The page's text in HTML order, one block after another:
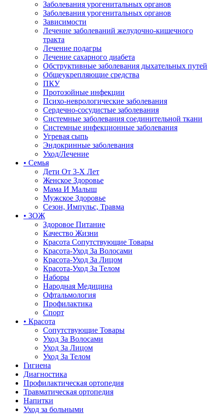
Заболевания урогенитальных органов
Заболевания урогенитальных органов
Зависимости
Лечение заболеваний желудочно-кишечного
тракта
Лечение подагры
Лечение сахарного диабета
Обструктивные заболевания дыхательных путей
Общеукрепляющие средства
ПКУ
Протозойные инфекции
Психо-неврологические заболевания
Сердечно-сосудистые заболевания
Системные заболевания соединительной ткани
Системные инфекционные заболевания
Угревая сыпь
Эндокринные заболевания
Уход/Лечение
• Семья
Дети От 3-Х Лет
Женское Здоровье
Мама И Малыш
Мужское Здоровье
Сезон, Импульс, Травма
• ЗОЖ
Здоровое Питание
Качество Жизни
Красота Сопутствующие Товары
Красота-Уход За Волосами
Красота-Уход За Лицом
Красота-Уход За Телом
Наборы
Народная Медицина
Офтальмология
Профилактика
Спорт
• Красота
Сопутствующие Товары
Уход За Волосами
Уход За Лицом
Уход За Телом
Гигиена
Диагностика
Профилактическая ортопедия
Травматическая ортопедия
Напитки
Уход за больными